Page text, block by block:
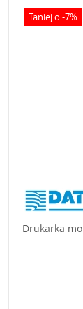
Taniej o -7%
Drukarka